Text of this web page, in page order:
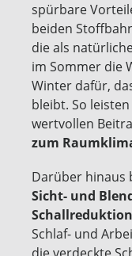
spürbare
beiden
die als
im Sommer die
Winter dafür,
bleibt. So leisten
wertvollen
zum
Darüber hinaus
Sicht- und
Schallreduktion
Schlaf- und